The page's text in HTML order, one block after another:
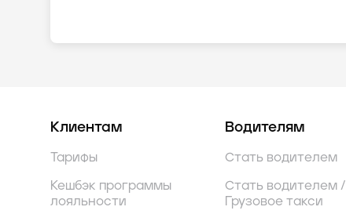
Клиентам
Тарифы
Кешбэк программы
лояльности
Водителям
Стать водителем
Стать водителем /
Грузовое такси